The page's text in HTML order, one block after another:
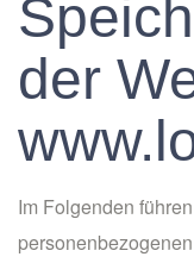
der
Im Folgenden